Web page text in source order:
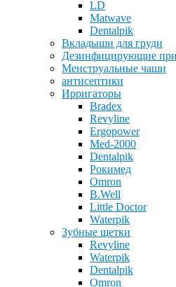
LD
Matwave
Dentalpik
Вкладыши для груди
Дезинфицирующие
Менструальные чаши
антисептики
Ирригаторы
Bradex
Revyline
Ergopower
Med-2000
Dentalpik
Рокимед
Omron
B.Well
Little Doctor
Waterpik
Зубные щетки
Revyline
Waterpik
Dentalpik
Omron